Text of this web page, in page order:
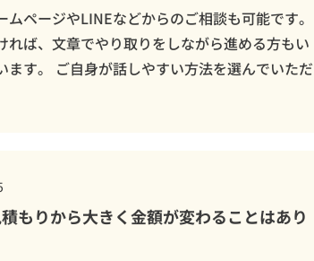
ムページやLINEなどからのご相談も可能です。
れば、文章でやり取りをしながら進める方もい
ます。 ご自身が話しやすい方法を選んでいただ
もりから大きく金額が変わることはあり